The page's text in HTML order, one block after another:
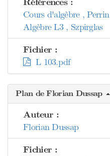
Cours d'algèbre , Perrin
Algèbre L3 , Szpirglas
Fichier :
L 103.pdf
Plan de Florian Dussap
Auteur :
Florian Dussap
Fichier :